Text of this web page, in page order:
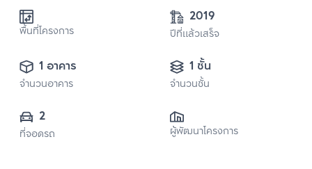
พื้นที่โครงการ
2019
ปีที่แล้วเสร็จ
1 อาคาร
จำนวนอาคาร
1 ชั้น
จำนวนชั้น
2
ที่จอดรถ ผู้พัฒนาโครงการ